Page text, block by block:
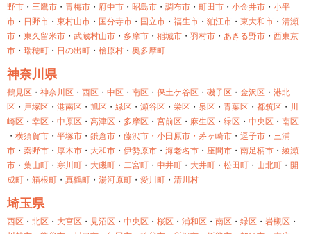
野市 ・ 三鷹市 ・ 青梅市 ・ 府中市 ・ 昭島市 ・ 調布市 ・ 町田市 ・ 小金井市 ・ 小平
市 ・ 日野市 ・ 東村山市 ・ 国分寺市 ・ 国立市 ・ 福生市 ・ 狛江市 ・ 東大和市 ・ 清瀬
市 ・ 東久留米市 ・ 武蔵村山市 ・ 多摩市 ・ 稲城市 ・ 羽村市 ・ あきる野市 ・ 西東京
市 ・ 瑞穂町 ・ 日の出町 ・ 檜原村 ・ 奥多摩町
神奈川県
鶴見区 ・ 神奈川区 ・ 西区 ・ 中区 ・ 南区 ・ 保土ケ谷区 ・ 磯子区 ・ 金沢区 ・ 港北
区 ・ 戸塚区 ・ 港南区 ・ 旭区 ・ 緑区 ・ 瀬谷区 ・ 栄区 ・ 泉区 ・ 青葉区 ・ 都筑区 ・ 川
崎区 ・ 幸区 ・ 中原区 ・ 高津区 ・ 多摩区 ・ 宮前区 ・ 麻生区 ・ 緑区 ・ 中央区 ・ 南区
・ 横須賀市 ・ 平塚市 ・ 鎌倉市 ・ 藤沢市・ 小田原市・ 茅ヶ崎市 ・ 逗子市 ・ 三浦
市 ・ 秦野市 ・ 厚木市 ・ 大和市 ・ 伊勢原市 ・ 海老名市 ・ 座間市 ・ 南足柄市 ・ 綾瀬
市 ・ 葉山町 ・ 寒川町 ・ 大磯町 ・ 二宮町 ・ 中井町 ・ 大井町 ・ 松田町 ・ 山北町 ・ 開
成町 ・ 箱根町 ・ 真鶴町 ・ 湯河原町 ・ 愛川町 ・ 清川村
埼玉県
西区 ・ 北区 ・ 大宮区 ・ 見沼区 ・ 中央区 ・ 桜区 ・ 浦和区 ・ 南区 ・ 緑区 ・ 岩槻区 ・